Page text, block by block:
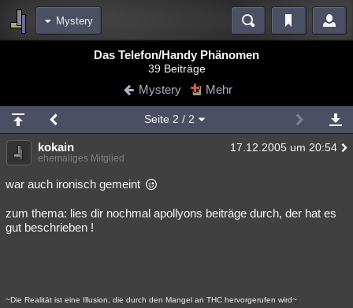
Mystery
Blogs
Chat Wiki Neuigkeiten
meine Rubriken
Menschen Mystery Kriminalfälle
Spiritualität Verschwörungen
Natur Umfragen Unterhaltung
weitere Rubriken
Das Telefon/Handy Phänomen
39 Beiträge
Mystery Mehr
Seite 2 / 2
kokain 17.12.2005 um 20:54
ehemaliges Mitglied
war auch ironisch gemeint
zum thema: lies dir nochmal apollyons beiträge durch, der hat es
gut beschrieben !
~Die Realität ist eine Illusion, die durch den Mangel an THC hervorgerufen wird~